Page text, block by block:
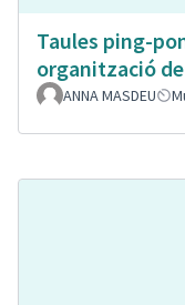
Taules ping-
organització
ANNA MASDEU